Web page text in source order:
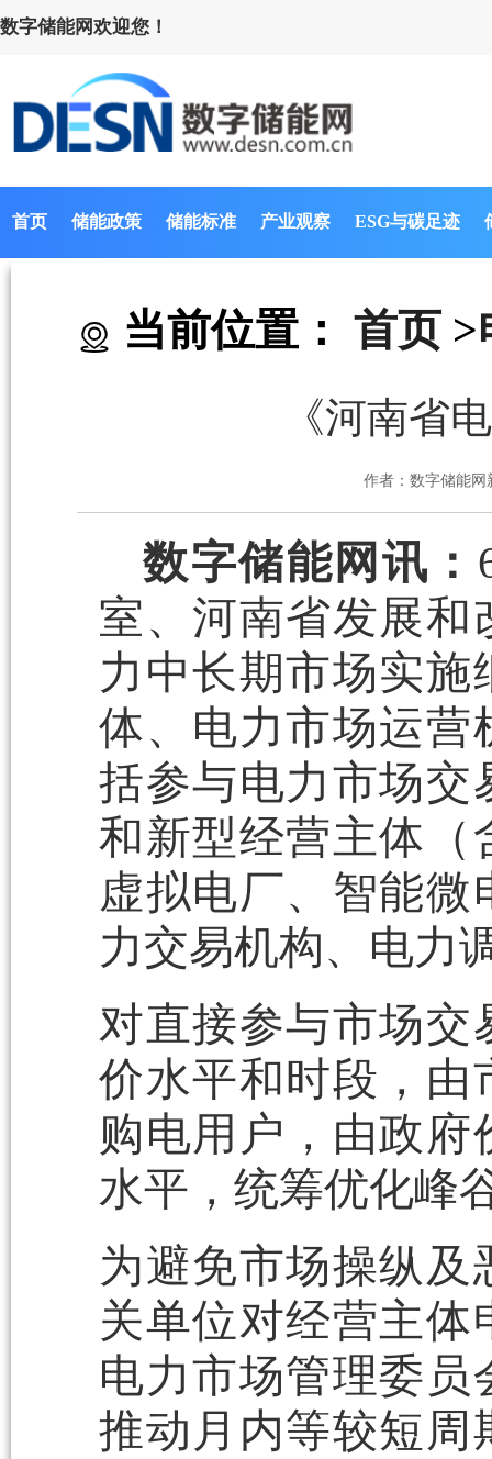
数字储能网欢迎您！
首页 储能政策 储能标准 产业观察 ESG与碳足迹
当前位置： 首页 >
《河南省
作者：数字储能网
数字储能网讯：
室、河南省发展和
力中长期市场实
体、电力市场运营
括参与电力市场交
和新型经营主体（
虚拟电厂、智能
力交易机构、电力
对直接参与市场
价水平和时段，由
购电用户，由政
水平，统筹优化峰
为避免市场操纵
关单位对经营主
电力市场管理委
推动月内等较短周